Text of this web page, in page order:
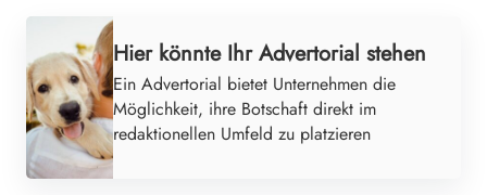
Hier könnte Ihr Advertorial stehen
Ein Advertorial bietet Unternehmen die
Möglichkeit, ihre Botschaft direkt im
redaktionellen Umfeld zu platzieren